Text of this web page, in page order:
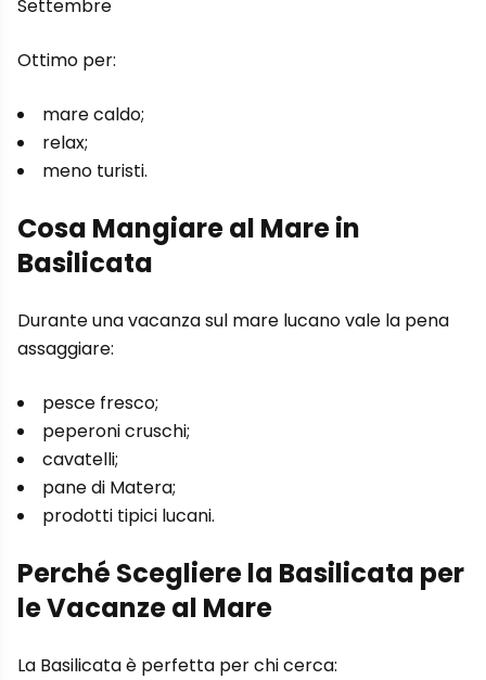
Settembre
Ottimo per:
mare caldo;
relax;
meno turisti.
Cosa Mangiare al Mare in
Basilicata
Durante una vacanza sul mare lucano vale la pena
assaggiare:
pesce fresco;
peperoni cruschi;
cavatelli;
pane di Matera;
prodotti tipici lucani.
Perché Scegliere la Basilicata per
le Vacanze al Mare
La Basilicata è perfetta per chi cerca: